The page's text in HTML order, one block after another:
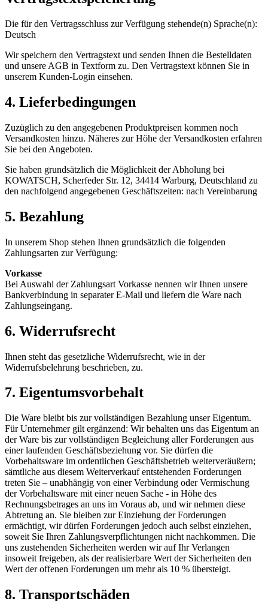
Die für den Vertragsschluss zur Verfügung stehende(n) Sprache(n):
Deutsch
Wir speichern den Vertragstext und senden Ihnen die Bestelldaten
und unsere AGB in Textform zu. Den Vertragstext können Sie in
unserem Kunden-Login einsehen.
4. Lieferbedingungen
Zuzüglich zu den angegebenen Produktpreisen kommen noch
Versandkosten hinzu. Näheres zur Höhe der Versandkosten erfahren
Sie bei den Angeboten.
Sie haben grundsätzlich die Möglichkeit der Abholung bei
KOWATSCH, Scherfeder Str. 12, 34414 Warburg, Deutschland zu
den nachfolgend angegebenen Geschäftszeiten: nach Vereinbarung
5. Bezahlung
In unserem Shop stehen Ihnen grundsätzlich die folgenden
Zahlungsarten zur Verfügung:
Vorkasse
Bei Auswahl der Zahlungsart Vorkasse nennen wir Ihnen unsere
Bankverbindung in separater E-Mail und liefern die Ware nach
Zahlungseingang.
6. Widerrufsrecht
Ihnen steht das gesetzliche Widerrufsrecht, wie in der
Widerrufsbelehrung beschrieben, zu.
7. Eigentumsvorbehalt​​​​​​​
Die Ware bleibt bis zur vollständigen Bezahlung unser Eigentum.
Für Unternehmer gilt ergänzend: Wir behalten uns das Eigentum an
der Ware bis zur vollständigen Begleichung aller Forderungen aus
einer laufenden Geschäftsbeziehung vor. Sie dürfen die
Vorbehaltsware im ordentlichen Geschäftsbetrieb weiterveräußern;
sämtliche aus diesem Weiterverkauf entstehenden Forderungen
treten Sie – unabhängig von einer Verbindung oder Vermischung
der Vorbehaltsware mit einer neuen Sache - in Höhe des
Rechnungsbetrages an uns im Voraus ab, und wir nehmen diese
Abtretung an. Sie bleiben zur Einziehung der Forderungen
ermächtigt, wir dürfen Forderungen jedoch auch selbst einziehen,
soweit Sie Ihren Zahlungsverpflichtungen nicht nachkommen. Die
uns zustehenden Sicherheiten werden wir auf Ihr Verlangen
insoweit freigeben, als der realisierbare Wert der Sicherheiten den
Wert der offenen Forderungen um mehr als 10 % übersteigt.
8. Transportschäden​​​​​​​